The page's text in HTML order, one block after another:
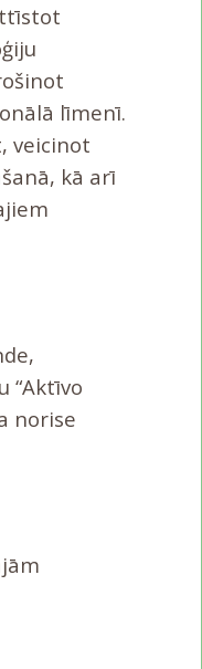
līmenī.
veicinot
kā arī
“Aktīvo
norise